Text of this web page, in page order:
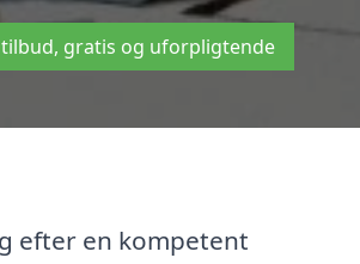
gratis og uforpligtende
efter en kompetent